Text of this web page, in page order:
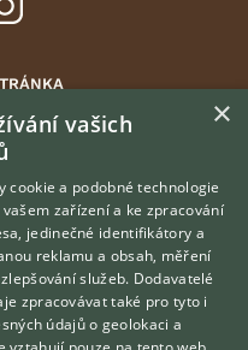
inzerátů
zvířecího kamaráda?
vám poradí
×
vašich
cookie a podobné technologie
zařízení a ke zpracování
jedinečné identifikátory a
reklamu a obsah, měření
služeb. Dodavatelé
zpracovávat také pro tyto i
údajů o geolokaci a